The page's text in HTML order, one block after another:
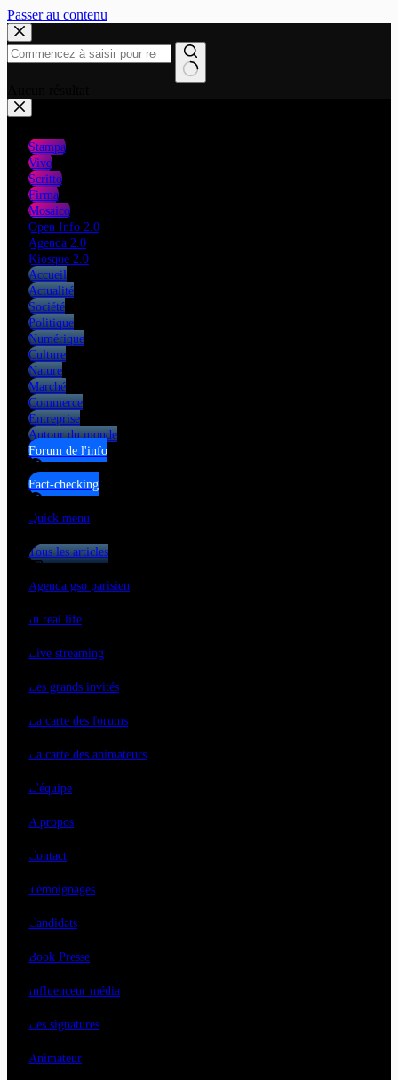
Passer au contenu
Stampa
Vivo
Scritto
Firma
Mosaico
Open Info 2.0
Agenda 2.0
Kiosque 2.0
Accueil
Actualité
Société
Politique
Numérique
Culture
Nature
Marché
Commerce
Entreprise
Autour du monde
Forum de l'info
Fact-checking
Quick menu
Tous les articles
Agenda gso parisien
In real life
Live streaming
Les grands invités
La carte des forums
La carte des animateurs
L'équipe
A propos
Contact
Témoignages
Candidats
Book Presse
Influenceur média
Les signatures
Animateur